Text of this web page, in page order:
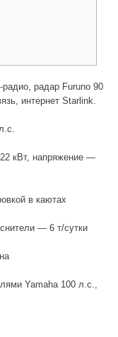
радар Furuno 90
интернет Starlink.
кВт, напряжение —
в каютах
— 6 т/сутки
Yamaha 100 л.с.,